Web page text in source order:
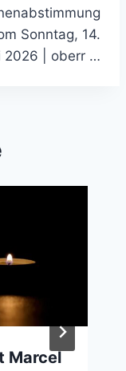
Sonntag, 14.
2026 | oberr …
Marcel